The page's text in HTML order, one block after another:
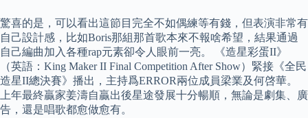
驚喜的是，可以看出這節目完全不如偶練等有錢，但表演非常有
自己設計感，比如Boris那組那首歌本來不報啥希望，結果通過
自己編曲加入各種rap元素卻令人眼前一亮。 《造星彩蛋II》
（英語：King Maker II Final Competition After Show）緊接《全民
造星II總決賽》播出，主持爲ERROR兩位成員梁業及何啓華。
上年最終贏家姜濤自贏出後星途發展十分暢順，無論是劇集、廣
告，還是唱歌都愈做愈有。